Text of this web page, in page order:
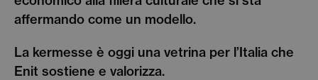
affermando come un modello.
La kermesse è oggi una vetrina per l’Italia che
Enit sostiene e valorizza.